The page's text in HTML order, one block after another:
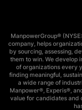
ManpowerGroup®
company, helps
by sourcing, assessing,
them to win. We develop
of organizations every
finding meaningful,
a wide range of
Manpower®, Experis®,
value for candidates and